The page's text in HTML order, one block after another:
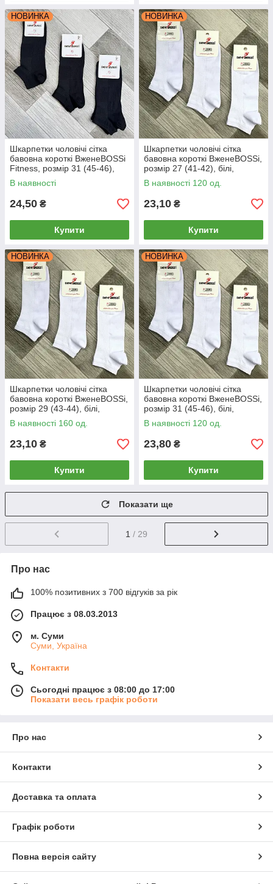
НОВИНКА
Шкарпетки чоловічі сітка
бавовна короткі ВженеBOSSі
Fitness, розмір 31 (45-46),
чорні, 12245
В наявності
24,50 ₴
Купити
НОВИНКА
Шкарпетки чоловічі сітка
бавовна короткі ВженеBOSSі,
розмір 27 (41-42), білі,
012010
В наявності 120 од.
23,10 ₴
Купити
НОВИНКА
Шкарпетки чоловічі сітка
бавовна короткі ВженеBOSSі,
розмір 29 (43-44), білі,
012011
В наявності 160 од.
23,10 ₴
Купити
НОВИНКА
Шкарпетки чоловічі сітка
бавовна короткі ВженеBOSSі,
розмір 31 (45-46), білі,
012012
В наявності 120 од.
23,80 ₴
Купити
Показати ще
1 / 29
Про нас
100% позитивних з 700 відгуків за рік
Працює з 08.03.2013
м. Суми
Суми, Україна
Контакти
Сьогодні працює з 08:00 до 17:00
Показати весь графік роботи
Про нас
Контакти
Доставка та оплата
Графік роботи
Повна версія сайту